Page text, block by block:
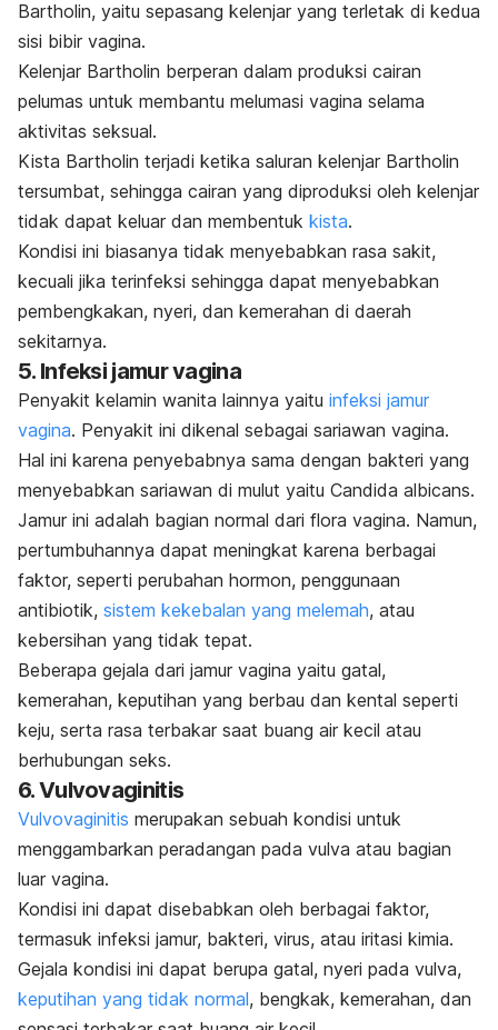
Bartholin, yaitu sepasang kelenjar yang terletak di kedua
sisi bibir vagina.
Kelenjar Bartholin berperan dalam produksi cairan
pelumas untuk membantu melumasi vagina selama
aktivitas seksual.
Kista Bartholin terjadi ketika saluran kelenjar Bartholin
tersumbat, sehingga cairan yang diproduksi oleh kelenjar
tidak dapat keluar dan membentuk kista.
Kondisi ini biasanya tidak menyebabkan rasa sakit,
kecuali jika terinfeksi sehingga dapat menyebabkan
pembengkakan, nyeri, dan kemerahan di daerah
sekitarnya.
5. Infeksi jamur vagina
Penyakit kelamin wanita lainnya yaitu infeksi jamur
vagina. Penyakit ini dikenal sebagai sariawan vagina.
Hal ini karena penyebabnya sama dengan bakteri yang
menyebabkan sariawan di mulut yaitu Candida albicans.
Jamur ini adalah bagian normal dari flora vagina. Namun,
pertumbuhannya dapat meningkat karena berbagai
faktor, seperti perubahan hormon, penggunaan
antibiotik, sistem kekebalan yang melemah, atau
kebersihan yang tidak tepat.
Beberapa gejala dari jamur vagina yaitu gatal,
kemerahan, keputihan yang berbau dan kental seperti
keju, serta rasa terbakar saat buang air kecil atau
berhubungan seks.
6. Vulvovaginitis
Vulvovaginitis merupakan sebuah kondisi untuk
menggambarkan peradangan pada vulva atau bagian
luar vagina.
Kondisi ini dapat disebabkan oleh berbagai faktor,
termasuk infeksi jamur, bakteri, virus, atau iritasi kimia.
Gejala kondisi ini dapat berupa gatal, nyeri pada vulva,
keputihan yang tidak normal, bengkak, kemerahan, dan